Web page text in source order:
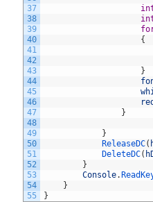
37
38
39
40
41
42
43
44
45
46
47
48
49
50
51
52
53
54
55
{
}
}
}
ReleaseDC(
DeleteDC(
}
Console.
}
}